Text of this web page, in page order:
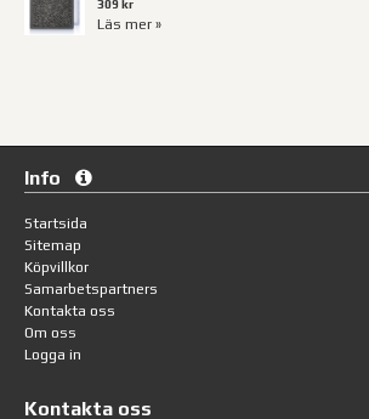
309 kr
Läs mer »
Info
Startsida
Sitemap
Köpvillkor
Samarbetspartners
Kontakta oss
Om oss
Logga in
Kontakta oss